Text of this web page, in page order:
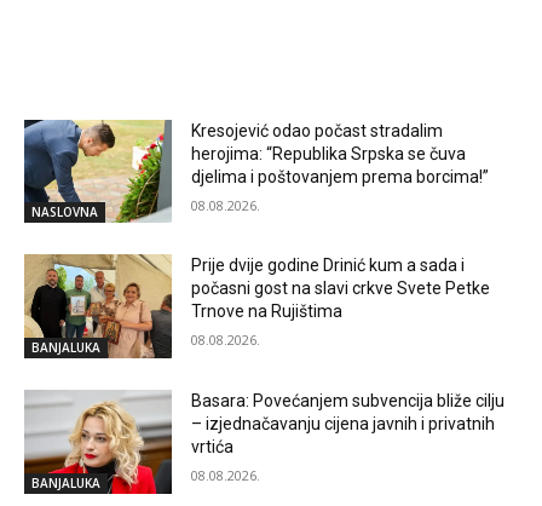
NASLOVNA
Kresojević odao počast stradalim
herojima: “Republika Srpska se čuva
djelima i poštovanjem prema borcima!”
08.08.2026.
BANJALUKA
Prije dvije godine Drinić kum a sada i
počasni gost na slavi crkve Svete Petke
Trnove na Rujištima
08.08.2026.
BANJALUKA
Basara: Povećanjem subvencija bliže cilju
– izjednačavanju cijena javnih i privatnih
vrtića
08.08.2026.